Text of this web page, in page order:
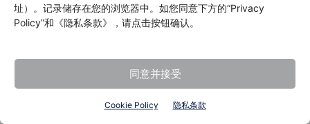
址）。记录储存在您的浏览器中。如您同意下方的“Privacy
Policy”和《隐私条款》，请点击按钮确认。
同意并接受
Cookie Policy 隐私条款